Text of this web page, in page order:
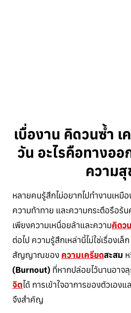
เบื่องาน คิดวนซ้ำ
วัน อะไรคือทางออ
ความสุ
หลายคนรู้สึกไม่อยากไปทำงานเหมื
ความท้าทาย และความกระตือรือร้
เพียงความเหนื่อยล้าและความคิดวน
ต่อไป ความรู้สึกเหล่านี้ไม่ใช่เรื่องเล็
สัญญาณของ ความเครียดสะสม
(Burnout) ที่หากปล่อยไว้นานอาจ
จิตได้ การเข้าใจอาการของตัวเอง
จึงสำคัญ